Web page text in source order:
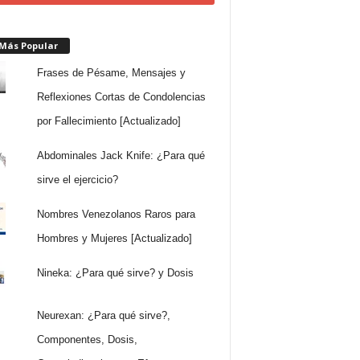
Popular
Frases de Pésame, Mensajes y
Reflexiones Cortas de Condolencias
por Fallecimiento [Actualizado]
Abdominales Jack Knife: ¿Para qué
sirve el ejercicio?
Nombres Venezolanos Raros para
Hombres y Mujeres [Actualizado]
Nineka: ¿Para qué sirve? y Dosis
Neurexan: ¿Para qué sirve?,
Componentes, Dosis,